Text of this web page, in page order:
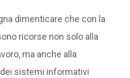
dimenticare che con la
ricorse non solo alla
ma anche alla
sistemi informativi